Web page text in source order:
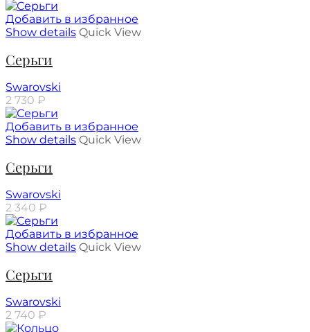
Добавить в избранное
Show details Quick View
Серьги
Swarovski
2 730 ₽
Добавить в избранное
Show details Quick View
Серьги
Swarovski
2 340 ₽
Добавить в избранное
Show details Quick View
Серьги
Swarovski
2 740 ₽